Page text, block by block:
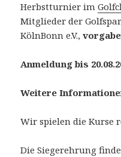
Herbstturnier im
Mitglieder der
KölnBonn e.V.,
Anmeldung bis
Weitere
Wir spielen die Kurse
Die Siegerehrung